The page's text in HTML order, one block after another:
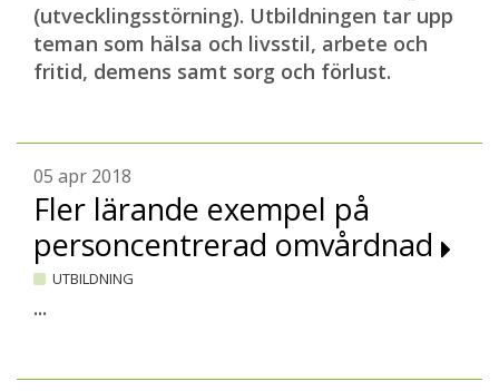
(utvecklingsstörning). Utbildningen tar upp
teman som hälsa och livsstil, arbete och
fritid, demens samt sorg och förlust.
05 apr 2018
Fler lärande exempel på
personcentrerad omvårdnad
UTBILDNING
...